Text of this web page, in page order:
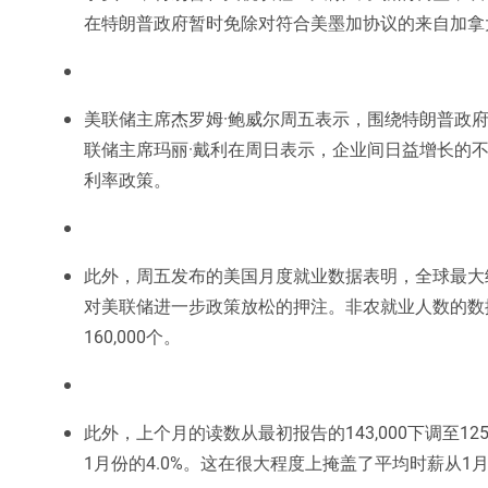
在特朗普政府暂时免除对符合美墨加协议的来自加
美联储主席杰罗姆·鲍威尔周五表示，围绕特朗普
联储主席玛丽·戴利在周日表示，企业间日益增长的
利率政策。
此外，周五发布的美国月度就业数据表明，全球最
对美联储进一步政策放松的押注。非农就业人数的
160,000个。
此外，上个月的读数从最初报告的143,000下调至
1月份的4.0%。这在很大程度上掩盖了平均时薪从1